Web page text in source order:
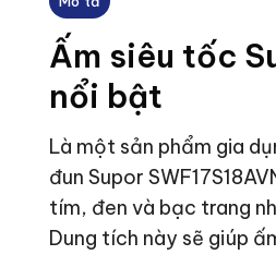
Ấm siêu tốc
nổi bật
Là một sản phẩm gia
đun Supor
tím, đen và bạc trang
Dung tích này sẽ giúp